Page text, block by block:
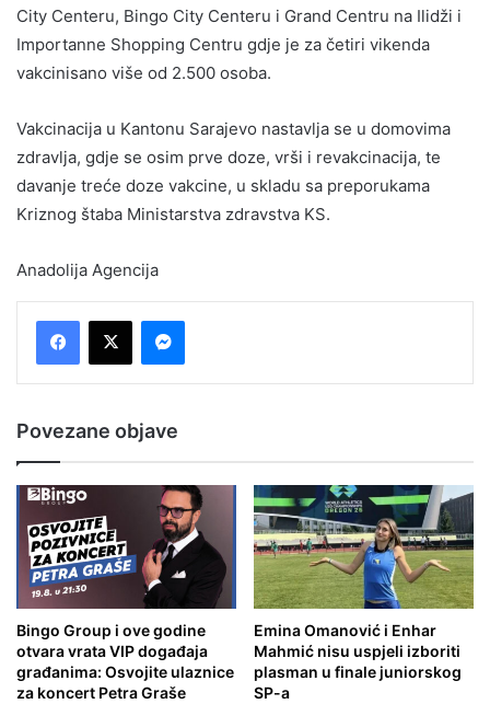
City Centeru, Bingo City Centeru i Grand Centru na Ilidži i
Importanne Shopping Centru gdje je za četiri vikenda
vakcinisano više od 2.500 osoba.
Vakcinacija u Kantonu Sarajevo nastavlja se u domovima
zdravlja, gdje se osim prve doze, vrši i revakcinacija, te
davanje treće doze vakcine, u skladu sa preporukama
Kriznog štaba Ministarstva zdravstva KS.
Anadolija Agencija
Povezane objave
Bingo Group i ove godine
otvara vrata VIP događaja
građanima: Osvojite ulaznice
za koncert Petra Graše
Emina Omanović i Enhar
Mahmić nisu uspjeli izboriti
plasman u finale juniorskog
SP-a